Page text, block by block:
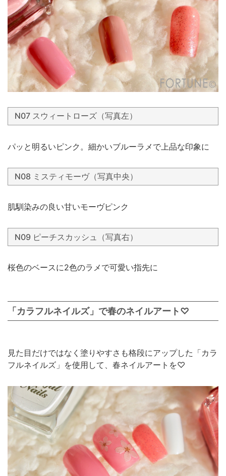
N07 スウィートローズ（写真左）
パッと明るいピンク。細かいブルーラメで上品な印象に
N08 ミスティモーヴ（写真中央）
肌馴染みの良い甘いモーヴピンク
N09 ピーチスカッシュ（写真右）
桜色のベースに2色のラメで可愛い指先に
「カラフルネイルズ」で春のネイルアート♡
見た目だけではなく塗りやすさも格段にアップした「カラ
フルネイルズ」を使用して、春ネイルアートを♡